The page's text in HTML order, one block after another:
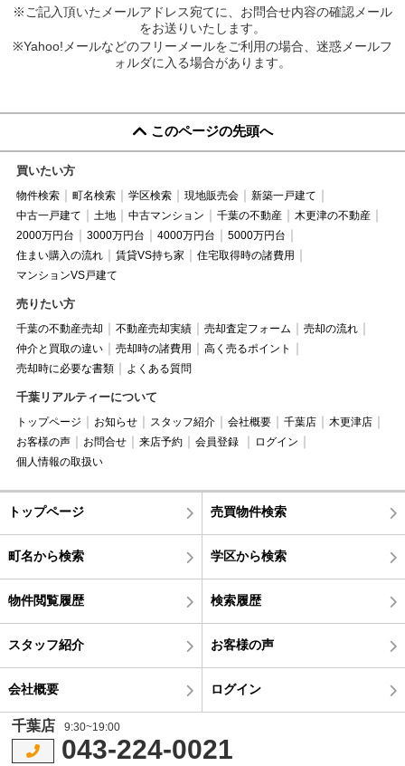
※ご記入頂いたメールアドレス宛てに、お問合せ内容の確認メール
をお送りいたします。
※Yahoo!メールなどのフリーメールをご利用の場合、迷惑メールフ
ォルダに入る場合があります。
このページの先頭へ
買いたい方
物件検索 町名検索 学区検索 現地販売会
新築一戸建て
中古一戸建て
土地 中古マンション 千葉の不動産
木更津の不動産
2000万円台
3000万円台 4000万円台
5000万円台
住まい購入の流れ
賃貸VS持ち家
住宅取得時の諸費用
マンションVS戸建て
売りたい方
千葉の不動産売却 不動産売却実績 売却査定フォーム
売却の流れ
仲介と買取の違い
売却時の諸費用
高く売るポイント
売却時に必要な書類
よくある質問
千葉リアルティーについて
トップページ お知らせ スタッフ紹介 会社概要 千葉店
木更津店
お客様の声
お問合せ 来店予約 会員登録
ログイン
個人情報の取扱い
トップページ 売買物件検索
町名から検索 学区から検索
物件閲覧履歴 検索履歴
スタッフ紹介 お客様の声
会社概要 ログイン
千葉店 9:30~19:00
043-224-0021